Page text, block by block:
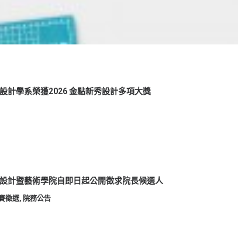
計學系榮獲2026 金點新秀設計多項大獎
計暨藝術學院自即日起公開徵求院長候選人
徵選, 院務公告